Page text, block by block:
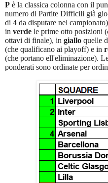
P è la classica colonna con il
numero di Partite Difficili già
di 4 da disputare nel
in verde le prime otto posizioni
ottavi di finale), in giallo quelle
(che qualificano ai playoff) e in
(che portano ell'eliminazione).
ponderati sono ordinate per